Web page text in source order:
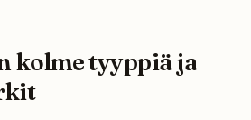
kolme tyyppiä ja